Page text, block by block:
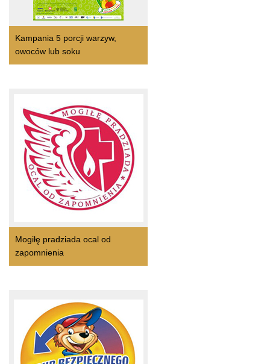
Kampania 5 porcji warzyw,
owoców lub soku
Mogiłę pradziada ocal od
zapomnienia